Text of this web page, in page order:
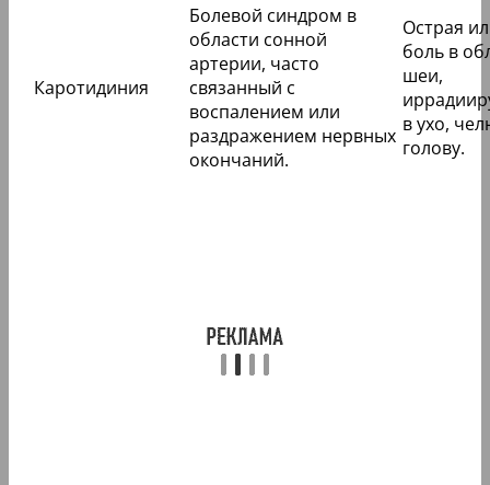
Каротидиния
Болевой синдром в
области сонной
артерии, часто
связанный с
воспалением или
раздражением нервных
окончаний.
Острая
боль в
шеи,
в ухо,
голову.